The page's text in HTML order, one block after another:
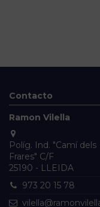
Contacto
Ramon Vilella
Políg. Ind. "Camí dels
Frares" C/F
25190 - LLEIDA
973 20 15 78